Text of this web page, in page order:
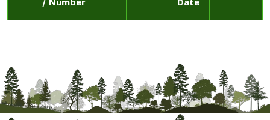
/ Number
Date